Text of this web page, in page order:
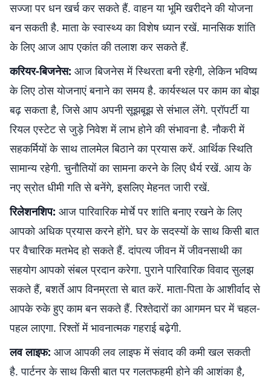
सज्जा पर धन खर्च कर सकते हैं. वाहन या भूमि खरीदने की योजना
बन सकती है. माता के स्वास्थ्य का विशेष ध्यान रखें. मानसिक शांति
के लिए आज आप एकांत की तलाश कर सकते हैं.
करियर-बिजनेस: आज बिजनेस में स्थिरता बनी रहेगी, लेकिन भविष्य
के लिए ठोस योजनाएं बनाने का समय है. कार्यस्थल पर काम का बोझ
बढ़ सकता है, जिसे आप अपनी सूझबूझ से संभाल लेंगे. प्रॉपर्टी या
रियल एस्टेट से जुड़े निवेश में लाभ होने की संभावना है. नौकरी में
सहकर्मियों के साथ तालमेल बिठाने का प्रयास करें. आर्थिक स्थिति
सामान्य रहेगी. चुनौतियों का सामना करने के लिए धैर्य रखें. आय के
नए स्रोत धीमी गति से बनेंगे, इसलिए मेहनत जारी रखें.
रिलेशनशिप: आज पारिवारिक मोर्चे पर शांति बनाए रखने के लिए
आपको अधिक प्रयास करने होंगे. घर के सदस्यों के साथ किसी बात
पर वैचारिक मतभेद हो सकते हैं. दांपत्य जीवन में जीवनसाथी का
सहयोग आपको संबल प्रदान करेगा. पुराने पारिवारिक विवाद सुलझ
सकते हैं, बशर्ते आप विनम्रता से बात करें. माता-पिता के आशीर्वाद से
आपके रुके हुए काम बन सकते हैं. रिश्तेदारों का आगमन घर में चहल-
पहल लाएगा. रिश्तों में भावनात्मक गहराई बढ़ेगी.
लव लाइफ: आज आपकी लव लाइफ में संवाद की कमी खल सकती
है. पार्टनर के साथ किसी बात पर गलतफहमी होने की आशंका है,